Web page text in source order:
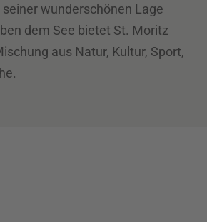
wunderschönen Lage
dem See bietet St. Moritz
aus Natur, Kultur, Sport,